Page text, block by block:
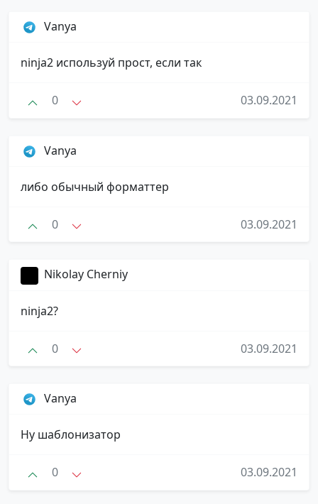
Vanya
ninja2 используй прост, если так
0 03.09.2021
Vanya
либо обычный форматтер
0 03.09.2021
Nikolay Cherniy
ninja2?
0 03.09.2021
Vanya
Ну шаблонизатор
0 03.09.2021